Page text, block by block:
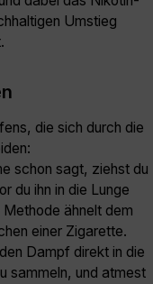
Umstieg
die sich durch die
schon sagt, ziehst du
du ihn in die Lunge
ähnelt dem
einer Zigarette.
Dampf direkt in die
sammeln, und atmest